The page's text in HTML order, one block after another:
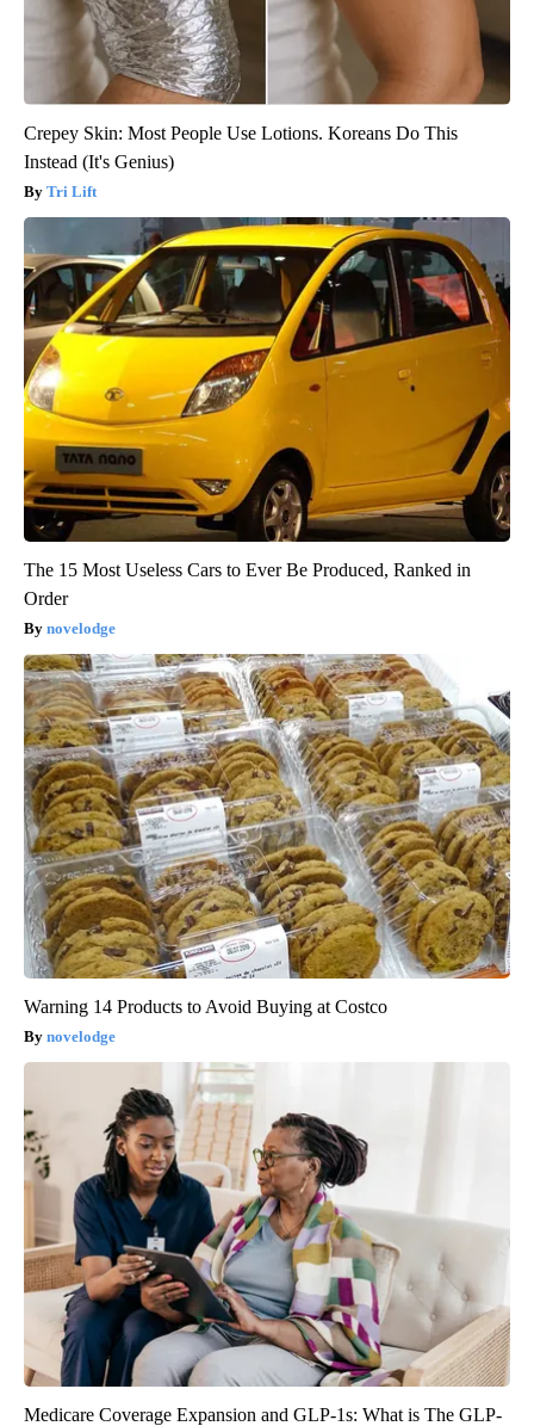
Crepey Skin: Most People Use Lotions. Koreans Do This
Instead (It's Genius)
Tri Lift
The 15 Most Useless Cars to Ever Be Produced, Ranked in
Order
novelodge
Warning 14 Products to Avoid Buying at Costco
novelodge
Medicare Coverage Expansion and GLP-1s: What is The GLP-